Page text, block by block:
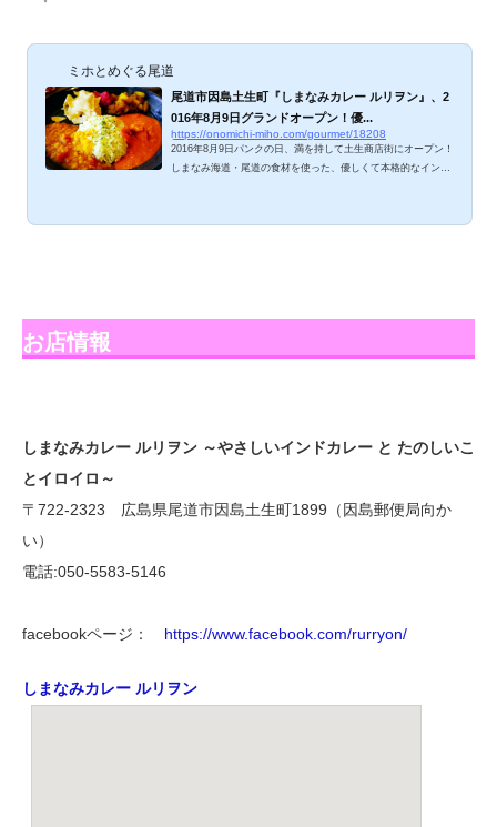
ミホとめぐる尾道
尾道市因島土生町『しまなみカレー ルリヲン』、2
016年8月9日グランドオープン！優...
https://onomichi-miho.com/gourmet/18208
2016年8月9日パンクの日、満を持して土生商店街にオープン！
しまなみ海道・尾道の食材を使った、優しくて本格的なインド
ットをいただいてきましたよ～。お料理とお店の様子、ご紹介
お店情報
しまなみカレー ルリヲン ～やさしいインドカレー と たのしいこ
とイロイロ～
〒722-2323 広島県尾道市因島土生町1899（因島郵便局向か
い）
電話:050-5583-5146
facebookページ： https://www.facebook.com/rurryon/
しまなみカレー ルリヲン